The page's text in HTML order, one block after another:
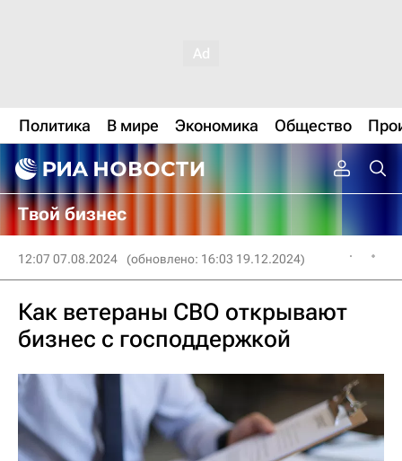
Политика В мире Экономика Общество
Твой бизнес
12:07 07.08.2024 (обновлено: 16:03 19.12.2024)
Как ветераны СВО открывают
бизнес с господдержкой